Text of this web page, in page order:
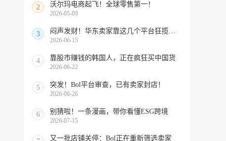
2 沃尔玛电商起飞！全球零售第一！
2026-05-09
3 闷声发财！华东卖家靠这几个平台狂揽北美订单，华南机会来了！
2026-06-15
4 靠股市赚钱的韩国人，正在疯狂买中国货
2026-06-22
5 突发！Bol平台审查，已有卖家封店！
2026-06-26
6 别猜啦！一条漫画，带你看懂ESG跨境
2026-07-15
又一批店铺关停：Bol正在重新筛选卖家